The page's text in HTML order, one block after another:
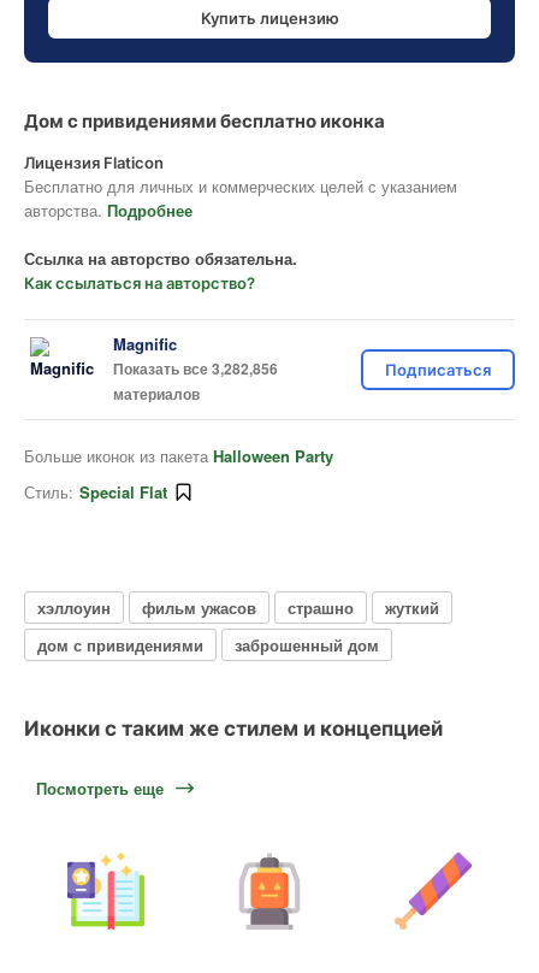
Купить лицензию
Дом с привидениями бесплатно иконка
Лицензия Flaticon
Бесплатно для личных и коммерческих целей с указанием
авторства. Подробнее
Ссылка на авторство обязательна.
Как ссылаться на авторство?
Magnific
Показать все 3,282,856
материалов
Подписаться
Больше иконок из пакета Halloween Party
Стиль: Special Flat
хэллоуин фильм ужасов страшно
жуткий
дом с привидениями
заброшенный дом
Иконки с таким же стилем и концепцией
Посмотреть еще